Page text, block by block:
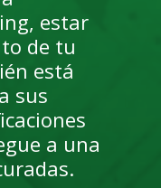
estar
de tu
está
sus
a una